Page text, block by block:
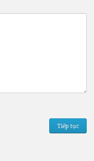
Tiếp tục